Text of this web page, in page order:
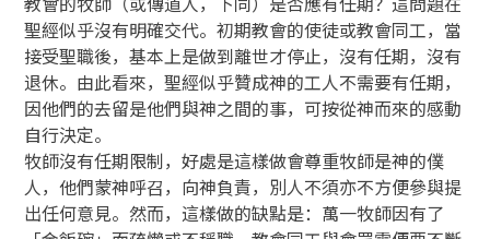
聖經似乎沒有明確交代。初期教會的使徒或教會同工，當
接受聖職後，基本上是做到離世才停止，沒有任期，沒有
退休。由此看來，聖經似乎贊成神的工人不需要有任期，
因他們的去留是他們與神之間的事，可按從神而來的感動
自行決定。
牧師沒有任期限制，好處是這樣做會尊重牧師是神的僕
人，他們蒙神呼召，向神負責，別人不須亦不方便參與提
出任何意見。然而，這樣做的缺點是：萬一牧師因有了